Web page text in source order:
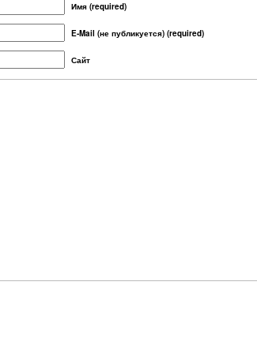
Имя (required)
E-Mail (не публикуется) (required)
Сайт